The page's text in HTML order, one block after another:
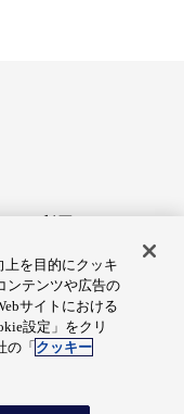
設定
上を目的にクッキ
ンテンツや広告の
サイトにおける
設定」をクリ
の「 クッキー